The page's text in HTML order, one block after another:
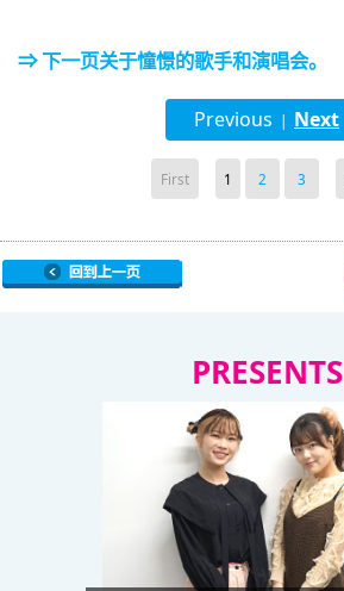
⇒ 下一页关于憧憬的歌手和演唱会。
Previous | Next
First 1 2 3
PRESENTS